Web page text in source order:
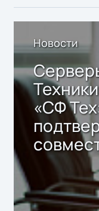
Новости
«СФ